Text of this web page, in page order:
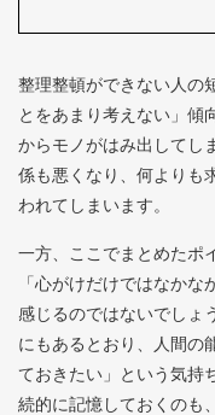
整理整頓ができない人の
とをあまり考えない」傾
からモノがはみ出してし
係も悪くなり、何よりも
われてしまいます。
一方、ここでまとめたポ
「心がけだけではなか
感じるのではないでしょ
にもあるとおり、人間の
ておきたい」という気持
続的に記憶しておくのも